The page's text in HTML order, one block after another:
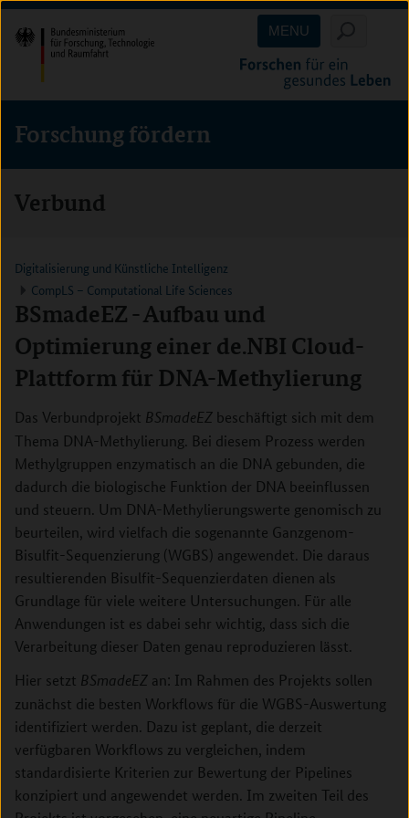
Direkt
zum
Inhalt
(Eingabetaste)
Direkt
zum
Hauptmenu
(Eingabetaste)
Direkt
zur
Suche
(Eingabetaste)
MENU
Forschung fördern
Verbund
Digitalisierung und Künstliche Intelligenz
CompLS – Computational Life Sciences
BSmadeEZ - Aufbau und
Optimierung einer de.NBI Cloud-
Plattform für DNA-Methylierung
Das Verbundprojekt BSmadeEZ beschäftigt sich mit dem
Thema DNA-Methylierung. Bei diesem Prozess werden
Methylgruppen enzymatisch an die DNA gebunden, die
dadurch die biologische Funktion der DNA beeinflussen
und steuern. Um DNA-Methylierungswerte genomisch zu
beurteilen, wird vielfach die sogenannte Ganzgenom-
Bisulfit-Sequenzierung (WGBS) angewendet. Die daraus
resultierenden Bisulfit-Sequenzierdaten dienen als
Grundlage für viele weitere Untersuchungen. Für alle
Anwendungen ist es dabei sehr wichtig, dass sich die
Verarbeitung dieser Daten genau reproduzieren lässt.
Hier setzt BSmadeEZ an: Im Rahmen des Projekts sollen
zunächst die besten Workflows für die WGBS-Auswertung
identifiziert werden. Dazu ist geplant, die derzeit
verfügbaren Workflows zu vergleichen, indem
standardisierte Kriterien zur Bewertung der Pipelines
konzipiert und angewendet werden. Im zweiten Teil des